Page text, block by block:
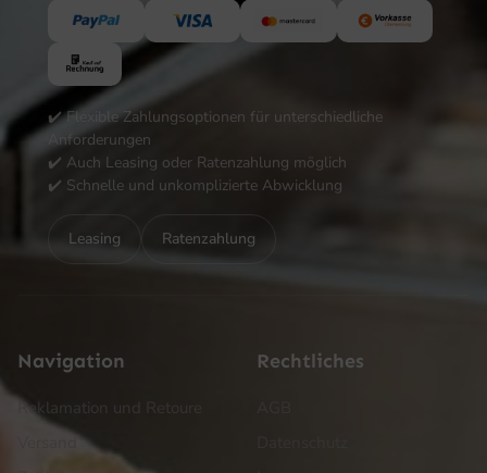
✔️ Flexible Zahlungsoptionen für unterschiedliche
Anforderungen
✔️ Auch Leasing oder Ratenzahlung möglich
✔️ Schnelle und unkomplizierte Abwicklung
Leasing Ratenzahlung
Navigation
Reklamation und Retoure
Rechtliches